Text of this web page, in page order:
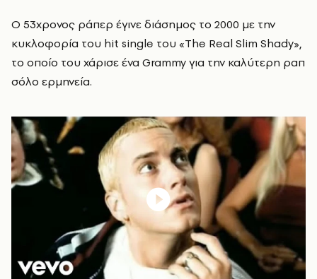
Ο 53χρονος ράπερ έγινε διάσημος το 2000 με την
κυκλοφορία του hit single του «The Real Slim Shady»,
το οποίο του χάρισε ένα Grammy για την καλύτερη ραπ
σόλο ερμηνεία.